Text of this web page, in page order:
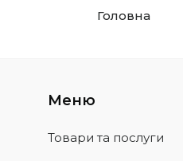
Головна
Товари та послуги